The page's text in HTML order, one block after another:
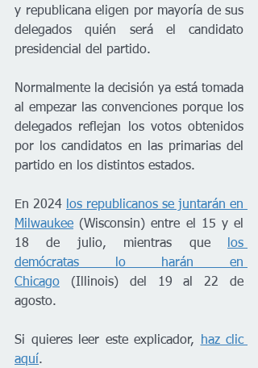
y republicana eligen por mayoría de sus
delegados quién será el candidato
presidencial del partido.
Normalmente la decisión ya está tomada
al empezar las convenciones porque los
delegados reflejan los votos obtenidos
por los candidatos en las primarias del
partido en los distintos estados.
En 2024 los republicanos se juntarán en
Milwaukee (Wisconsin) entre el 15 y el
18 de julio, mientras que los
demócratas lo harán en
Chicago (Illinois) del 19 al 22 de
agosto.
Si quieres leer este explicador, haz clic
aquí.